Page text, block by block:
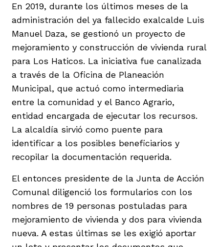
En 2019, durante los últimos meses de la
administración del ya fallecido exalcalde Luis
Manuel Daza, se gestionó un proyecto de
mejoramiento y construcción de vivienda rural
para Los Haticos. La iniciativa fue canalizada
a través de la Oficina de Planeación
Municipal, que actuó como intermediaria
entre la comunidad y el Banco Agrario,
entidad encargada de ejecutar los recursos.
La alcaldía sirvió como puente para
identificar a los posibles beneficiarios y
recopilar la documentación requerida.
El entonces presidente de la Junta de Acción
Comunal diligenció los formularios con los
nombres de 19 personas postuladas para
mejoramiento de vivienda y dos para vivienda
nueva. A estas últimas se les exigió aportar